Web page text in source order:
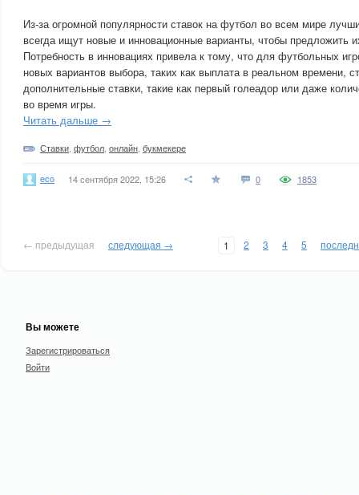
Из-за огромной популярности ставок на футбол во всем мире
всегда ищут новые и инновационные варианты, чтобы предложить
Потребность в инновациях привела к тому, что для футбольных
новых вариантов выбора, таких как выплата в реальном времени,
дополнительные ставки, такие как первый голеадор или даже
во время игры.
Читать дальше →
Ставки футбол онлайн букмекере
eco 14 сентября 2022, 15:26 0 1853
← предыдущая следующая → 1 2 3 4 5
Вы можете
Зарегистрироваться
Войти